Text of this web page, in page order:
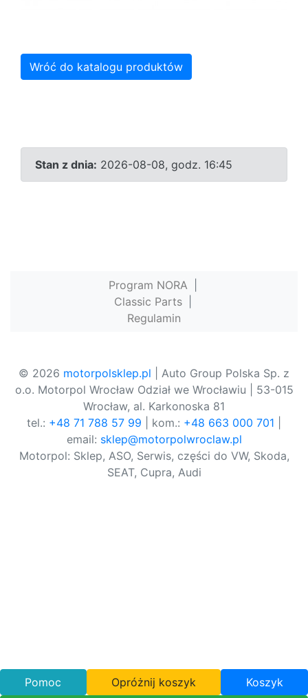
Wróć do katalogu produktów
Stan z dnia: 2026-08-08, godz. 16:45
Program NORA
Classic Parts
Regulamin
© 2026 motorpolsklep.pl | Auto Group Polska Sp. z
o.o. Motorpol Wrocław Odział we Wrocławiu | 53-015
Wrocław, al. Karkonoska 81
tel.: +48 71 788 57 99 | kom.: +48 663 000 701
email: sklep@motorpolwroclaw.pl
Motorpol: Sklep, ASO, Serwis, części do VW, Skoda,
SEAT, Cupra, Audi
Pomoc Opróżnij koszyk Koszyk